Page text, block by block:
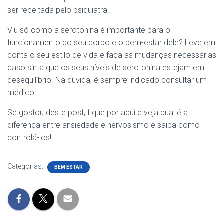
ser receitada pelo psiquiatra.
Viu só como a serotonina é importante para o
funcionamento do seu corpo e o bem-estar dele? Leve em
conta o seu estilo de vida e faça as mudanças necessárias
caso sinta que os seus níveis de serotonina estejam em
desequilíbrio. Na dúvida, é sempre indicado consultar um
médico.
Se gostou deste post, fique por aqui e veja qual é a
diferença entre ansiedade e nervosismo e saiba como
controlá-los!
Categorias: BEM ESTAR